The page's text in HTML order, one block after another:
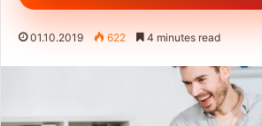
01.10.2019 622 4 minutes read